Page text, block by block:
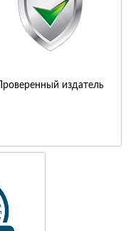
Проверенный издатель